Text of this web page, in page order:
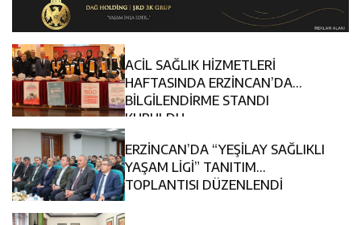
ACİL SAĞLIK HİZMETLERİ
HAFTASINDA ERZİNCAN’DA
BİLGİLENDİRME STANDI
KURULDU
ERZİNCAN’DA “YEŞİLAY SAĞLIKLI
YAŞAM LİGİ” TANITIM
TOPLANTISI DÜZENLENDİ